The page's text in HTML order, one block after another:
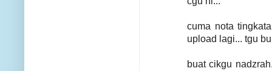
cuma nota
upload lagi... tgu
buat cikgu